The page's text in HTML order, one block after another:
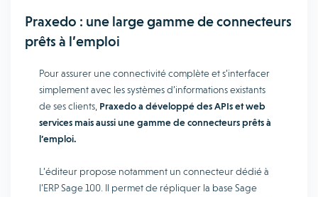
Praxedo : une large gamme de connecteurs
prêts à l’emploi
Pour assurer une connectivité complète et s’interfacer
simplement avec les systèmes d’informations existants
de ses clients, Praxedo a développé des APIs et web
services mais aussi une gamme de connecteurs prêts à
l’emploi.
L’éditeur propose notamment un connecteur dédié à
l’ERP Sage 100. Il permet de répliquer la base Sage